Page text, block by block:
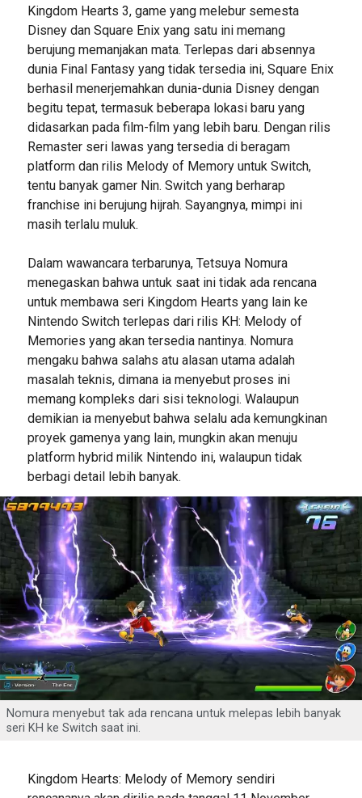
Kingdom Hearts 3, game yang melebur semesta
Disney dan Square Enix yang satu ini memang
berujung memanjakan mata. Terlepas dari absennya
dunia Final Fantasy yang tidak tersedia ini, Square Enix
berhasil menerjemahkan dunia-dunia Disney dengan
begitu tepat, termasuk beberapa lokasi baru yang
didasarkan pada film-film yang lebih baru. Dengan rilis
Remaster seri lawas yang tersedia di beragam
platform dan rilis Melody of Memory untuk Switch,
tentu banyak gamer Nin. Switch yang berharap
franchise ini berujung hijrah. Sayangnya, mimpi ini
masih terlalu muluk.
Dalam wawancara terbarunya, Tetsuya Nomura
menegaskan bahwa untuk saat ini tidak ada rencana
untuk membawa seri Kingdom Hearts yang lain ke
Nintendo Switch terlepas dari rilis KH: Melody of
Memories yang akan tersedia nantinya. Nomura
mengaku bahwa salahs atu alasan utama adalah
masalah teknis, dimana ia menyebut proses ini
memang kompleks dari sisi teknologi. Walaupun
demikian ia menyebut bahwa selalu ada kemungkinan
proyek gamenya yang lain, mungkin akan menuju
platform hybrid milik Nintendo ini, walaupun tidak
berbagi detail lebih banyak.
Nomura menyebut tak ada rencana untuk melepas lebih banyak
seri KH ke Switch saat ini.
Kingdom Hearts: Melody of Memory sendiri